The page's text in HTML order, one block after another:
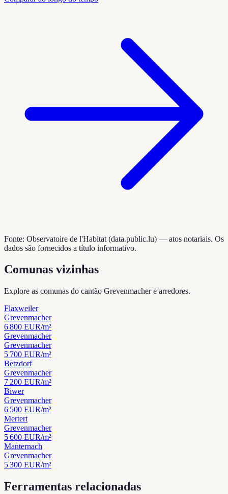
Fonte: Observatoire de l'Habitat (data.public.lu) — atos notariais. Os
dados são fornecidos a título informativo.
Comunas vizinhas
Explore as comunas do cantão Grevenmacher e arredores.
Flaxweiler
Grevenmacher
6 800 EUR/m²
Grevenmacher
Grevenmacher
5 700 EUR/m²
Betzdorf
Grevenmacher
7 200 EUR/m²
Biwer
Grevenmacher
6 500 EUR/m²
Mertert
Grevenmacher
5 600 EUR/m²
Manternach
Grevenmacher
5 300 EUR/m²
Ferramentas relacionadas